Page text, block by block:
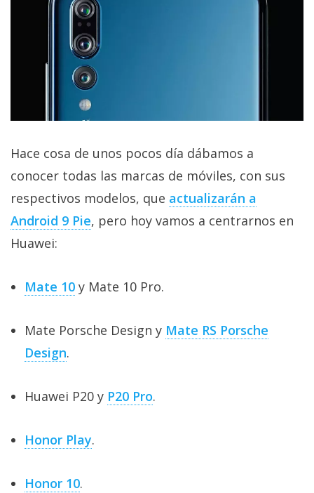
Cambiar
privacidad
Legal
El medio de
comunicación
encontrarás
todas las
noticias sobre
tecnología,
apps,
informática,
trucos y
tutoriales.
Informático
(CC) 2006-
reservados.
Hace cosa de unos pocos día dábamos a
conocer todas las marcas de móviles, con sus
respectivos modelos, que actualizarán a
Android 9 Pie, pero hoy vamos a centrarnos en
Huawei:
Mate 10 y Mate 10 Pro.
Mate Porsche Design y Mate RS Porsche
Design.
Huawei P20 y P20 Pro.
Honor Play.
Honor 10.